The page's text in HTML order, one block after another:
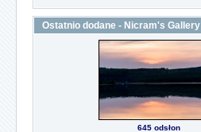
Ostatnio dodane - Nicram's Gallery
645 odsłon